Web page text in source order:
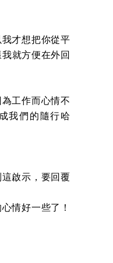
才想把你從平
就方便在外回
工作而心情不
我們的隨行哈
啟示，要回覆
情好一些了！